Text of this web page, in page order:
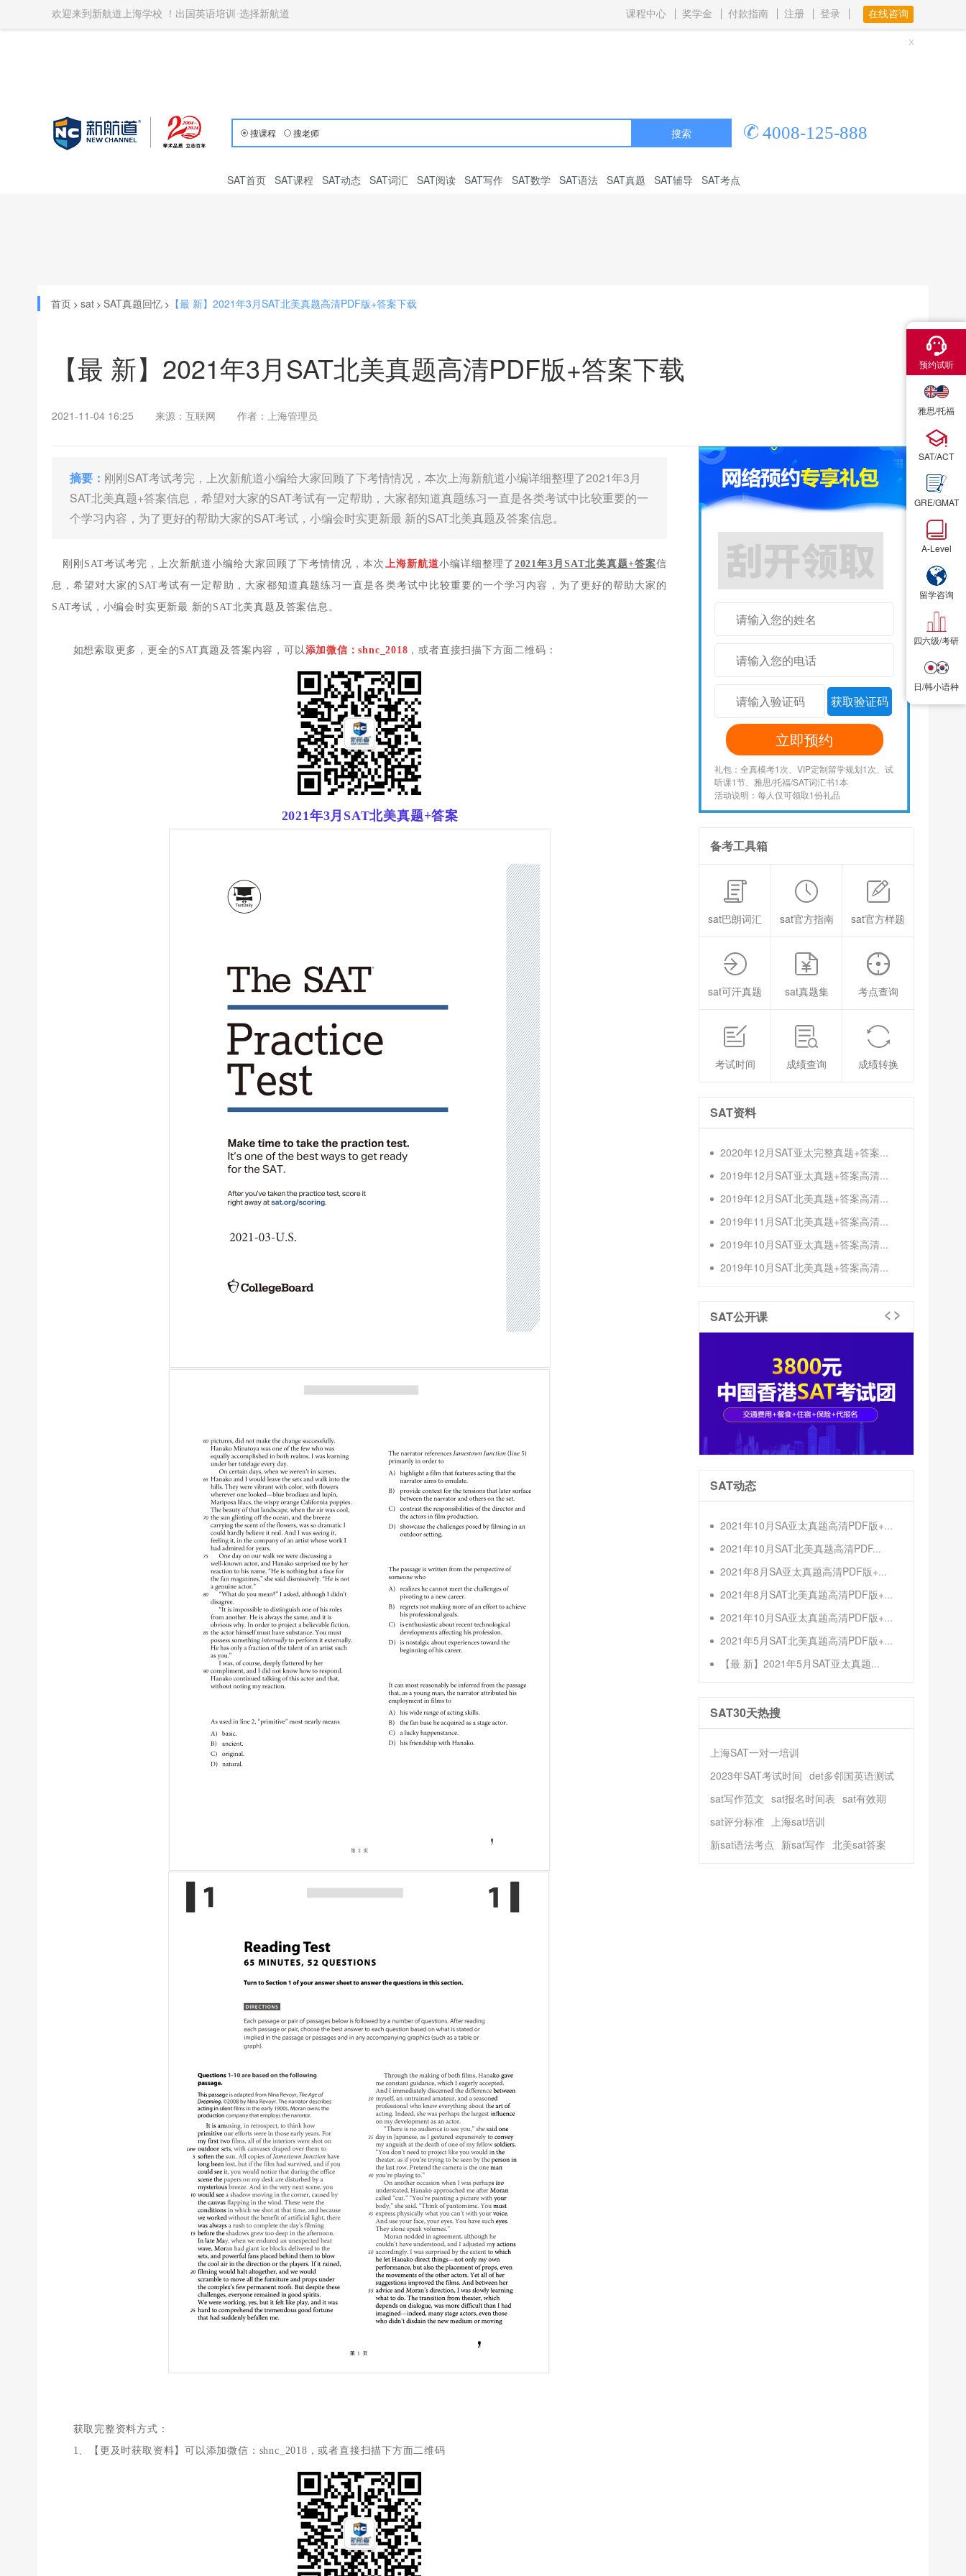
欢迎来到新航道上海学校 ！出国英语培训·选择新航道 课程中心 奖学金 付款指南 注册 登录 在线咨询
搜课程 搜老师 搜索 4008-125-888
SAT首页 SAT课程 SAT动态 SAT词汇 SAT阅读 SAT写作 SAT数学 SAT语法 SAT真题 SAT辅导 SAT考点
首页 > sat > SAT真题回忆 > 【最 新】2021年3月SAT北美真题高清PDF版+答案下载
【最 新】2021年3月SAT北美真题高清PDF版+答案下载
2021-11-04 16:25 来源：互联网 作者：上海管理员
摘要： 刚刚SAT考试考完，上次新航道小编给大家回顾了下考情情况，本次上海新航道小编详细整理了2021年3月
SAT北美真题+答案信息，希望对大家的SAT考试有一定帮助，大家都知道真题练习一直是各类考试中比较重要的一
个学习内容，为了更好的帮助大家的SAT考试，小编会时实更新最 新的SAT北美真题及答案信息。
刚刚SAT考试考完，上次新航道小编给大家回顾了下考情情况，本次 上海新航道小编详细整理了 2021年3月SAT北美真题+答案信
息，希望对大家的SAT考试有一定帮助，大家都知道真题练习一直是各类考试中比较重要的一个学习内容，为了更好的帮助大家的
SAT考试，小编会时实更新最 新的SAT北美真题及答案信息。
如想索取更多，更全的SAT真题及答案内容，可以添加微信：shnc_2018 ，或者直接扫描下方面二维码：
2021年3月SAT北美真题+答案
获取完整资料方式：
1、【更及时获取资料】可以添加微信：shnc_2018，或者直接扫描下方面二维码
雅思/托福/SAT词汇书1本
获取验证码
立即预约
礼包：全真模考1次、VIP定制留学规划1次、试
听课1节、雅思/托福/SAT词汇书1本
活动说明：每人仅可领取1份礼品
备考工具箱
sat巴朗词汇 sat官方指南 sat官方样题
sat可汗真题 sat真题集 考点查询
考试时间 成绩查询 成绩转换
SAT资料
2020年12月SAT亚太完整真题+答案...
2019年12月SAT亚太真题+答案高清...
2019年12月SAT北美真题+答案高清...
2019年11月SAT北美真题+答案高清...
2019年10月SAT亚太真题+答案高清...
2019年10月SAT北美真题+答案高清...
SAT公开课
SAT动态
2021年10月SA亚太真题高清PDF版+...
2021年10月SAT北美真题高清PDF...
2021年8月SA亚太真题高清PDF版+...
2021年8月SAT北美真题高清PDF版+...
2021年10月SA亚太真题高清PDF版+...
2021年5月SAT北美真题高清PDF版+...
【最 新】2021年5月SAT亚太真题...
SAT30天热搜
上海SAT一对一培训
2023年SAT考试时间 det多邻国英语测试
sat写作范文 sat报名时间表 sat有效期
sat评分标准 上海sat培训
新sat语法考点 新sat写作 北美sat答案
预约试听
雅思/托福
SAT/ACT
GRE/GMAT
A-Level
留学咨询
四六级/考研
日/韩小语种
×
忘记密码?
请勿将帐号信息提供给他人/机构
预约试听
雅思/托福
SAT/ACT
GRE/GMAT
A-Level
留学咨询
四六级/考研
日/韩小语种
×